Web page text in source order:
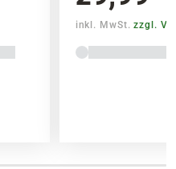
inkl. MwSt.zzgl.